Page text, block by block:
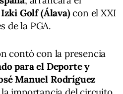
Golf (Álava)con el XXI
de la PGA.
contó con la presencia
para el Deporte y
Manuel Rodríguez